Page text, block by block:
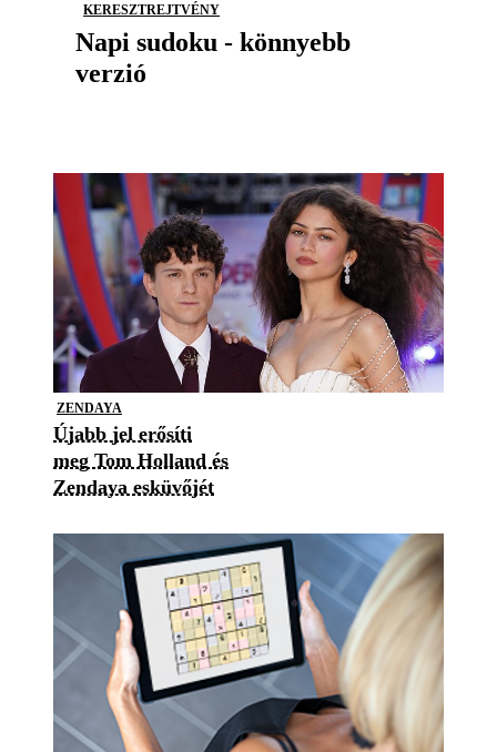
KERESZTREJTVÉNY
Napi sudoku - könnyebb
verzió
ZENDAYA
Újabb jel erősíti
meg Tom Holland és
Zendaya esküvőjét